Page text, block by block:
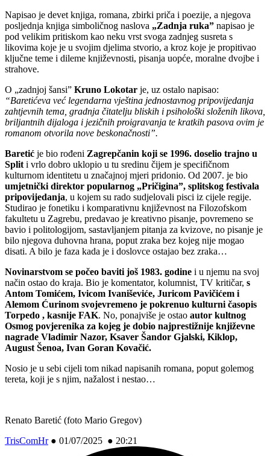
Napisao je devet knjiga, romana, zbirki priča i poezije, a njegova
posljednja knjiga simboličnog naslova „Zadnja ruka” napisao je
pod velikim pritiskom kao neku vrst svoga zadnjeg susreta s
likovima koje je u svojim djelima stvorio, a kroz koje je propitivao
ključne teme i dileme književnosti, pisanja uopće, moralne dvojbe i
strahove.
O „zadnjoj šansi” Kruno Lokotar je, uz ostalo napisao:
“Baretićeva već legendarna vještina jednostavnog pripovijedanja
zahtjevnih tema, gradnja čitatelju bliskih i psihološki složenih likova,
briljantnih dijaloga i jezičnih proigravanja te kratkih pasova ovim je
romanom otvorila nove beskonačnosti”.
Baretić je bio rođeni Zagrepčanin koji se 1996. doselio trajno u
Split i vrlo dobro uklopio u tu sredinu čijem je specifičnom
kulturnom identitetu u značajnoj mjeri pridonio. Od 2007. je bio
umjetnički direktor popularnog „Pričigina”, splitskog festivala
pripovijedanja, u kojem su rado sudjelovali pisci iz cijele regije.
Studirao je fonetiku i komparativnu književnost na Filozofskom
fakultetu u Zagrebu, predavao je kreativno pisanje, povremeno se
bavio i politologijom, sastavljanjem pitanja za kvizove, no pisanje je
bilo njegova duhovna hrana, poput zraka bez kojeg nije mogao
disati. A bilo je faza kada je i doslovce ostajao bez zraka…
Novinarstvom se počeo baviti još 1983. godine i u njemu na svoj
način ostao do kraja. Bio je komentator, kolumnist, TV kritičar, s
Antom Tomićem, Ivicom Ivaniševiće, Juricom Pavičićem i
Alemom Ćurinom svojevremeno je pokrenuo kulturni časopis
Torpedo , kasnije FAK. No, ponajviše je ostao autor kultnog
Osmog povjerenika za kojeg je dobio najprestižnije književne
nagrade Vladimir Nazor, Ksaver Šandor Gjalski, Kiklop,
August Šenoa, Ivan Goran Kovačić.
Nosio je u sebi cijeli tom nikad napisanih romana, poput golemog
tereta, koji je s njim, nažalost i nestao…
Renato Baretić (foto Mario Gregov)
TrisComHr● 01/07/2025 ● 20:21